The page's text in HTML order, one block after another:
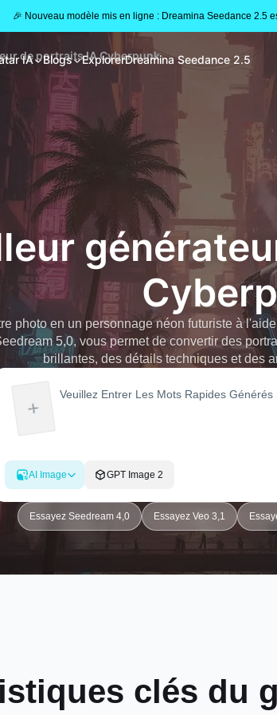
🎉 Nouveau modèle mis en ligne : Dreamina Seedance 2.5
IA Blogs ExplorerDreamina Seedance 2.5
de portraits IA Cyberpunk
photo en un personnage néon futuriste à
5,0, vous permet de convertir des
brillantes, des détails techniques et des
AI Image GPT Image 2
Essayez Seedream 4,0 Essayez Veo 3,1
clés du